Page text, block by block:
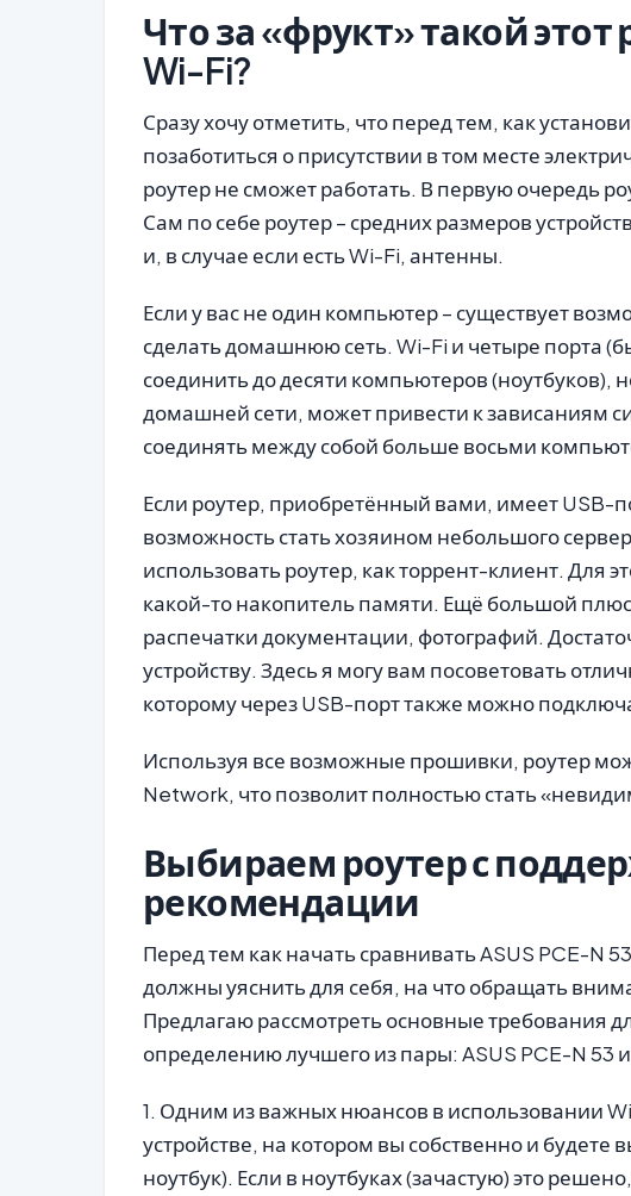
Что за «фрукт» такой
Wi-Fi?
Сразу хочу отметить, что перед тем, как
позаботиться о присутствии в том месте
роутер не сможет работать. В первую очередь
Сам по себе роутер – средних размеров
и, в случае если есть Wi-Fi, антенны.
Если у вас не один компьютер – существует
сделать домашнюю сеть. Wi-Fi и четыре порта
соединить до десяти компьютеров (ноутбуков),
домашней сети, может привести к зависаниям
соединять между собой больше восьми
Если роутер, приобретённый вами, имеет USB-
возможность стать хозяином небольшого
использовать роутер, как торрент-клиент. Для
какой-то накопитель памяти. Ещё большой
распечатки документации, фотографий.
устройству. Здесь я могу вам посоветовать
которому через USB-порт также можно
Используя все возможные прошивки, роутер
Network, что позволит полностью стать
Выбираем роутер с
рекомендации
Перед тем как начать сравнивать ASUS PCE-N
должны уяснить для себя, на что обращать
Предлагаю рассмотреть основные требования
определению лучшего из пары: ASUS PCE-N 53
1. Одним из важных нюансов в использовании
устройстве, на котором вы собственно и
ноутбук). Если в ноутбуках (зачастую) это